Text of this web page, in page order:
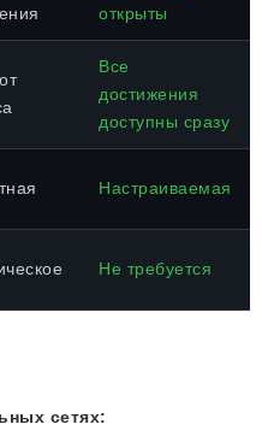
открыты
Все
достижения
доступны сразу
Настраиваемая
Не требуется
сетях: